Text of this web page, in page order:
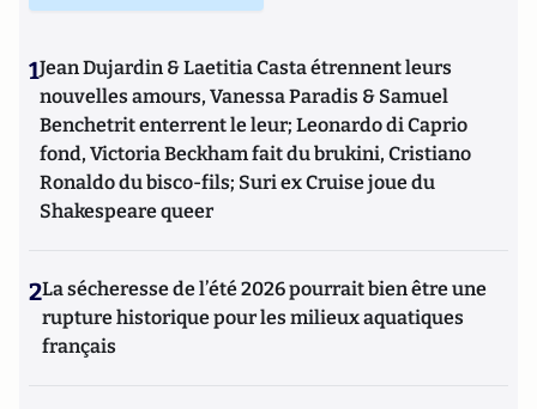
1Jean Dujardin & Laetitia Casta étrennent leurs
nouvelles amours, Vanessa Paradis & Samuel
Benchetrit enterrent le leur; Leonardo di Caprio
fond, Victoria Beckham fait du brukini, Cristiano
Ronaldo du bisco-fils; Suri ex Cruise joue du
Shakespeare queer
2La sécheresse de l’été 2026 pourrait bien être une
rupture historique pour les milieux aquatiques
français